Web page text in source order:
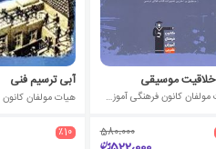
موسیقی
هیات مولفان کانون فرهنگی آموزش (قلم چی)
580،000
آبی ترسیم فنی
٪10